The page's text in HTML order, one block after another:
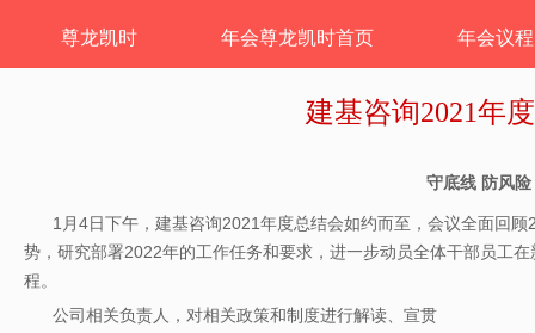
尊龙凯时 年会尊龙凯时首页 年会议程
建基咨询2021年
守底线 防风
1月4日下午，建基咨询2021年度总结会如约而至，会议全面回
势，研究部署2022年的工作任务和要求，进一步动员全体干部员工
程。
公司相关负责人，对相关政策和制度进行解读、宣贯